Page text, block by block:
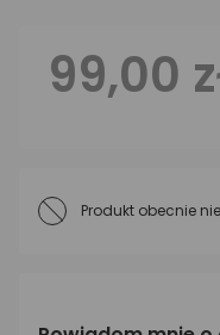
99,00
Produkt obecnie